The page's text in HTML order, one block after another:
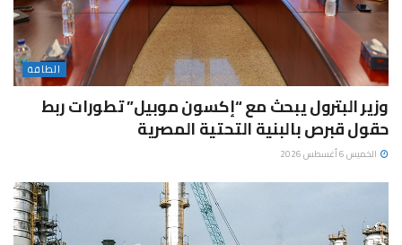
الطاقة
وزير البترول يبحث مع “إكسون موبيل” تطورات ربط
حقول قبرص بالبنية التحتية المصرية
الخميس 6 أغسطس 2026